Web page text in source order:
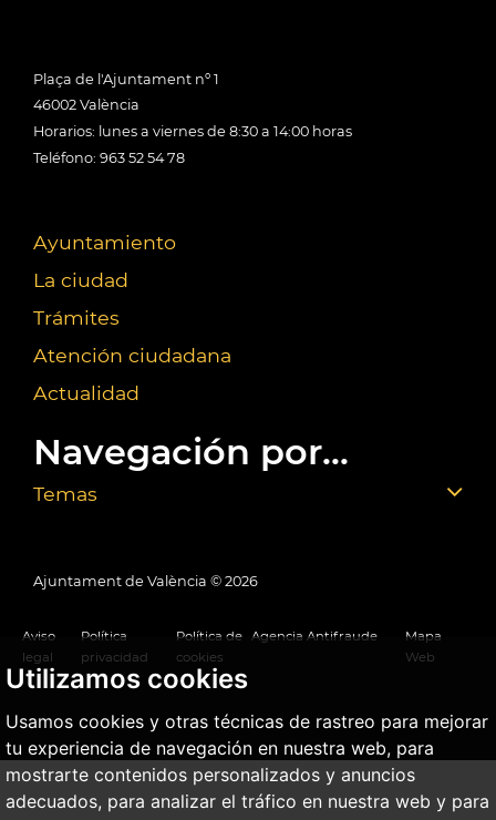
Utilizamos cookies
Usamos cookies y otras técnicas de rastreo para mejorar
tu experiencia de navegación en nuestra web, para
mostrarte contenidos personalizados y anuncios
adecuados, para analizar el tráfico en nuestra web y para
Plaça de l'Ajuntament nº 1
46002 València
Horarios: lunes a viernes de 8:30 a 14:00 horas
Teléfono: 963 52 54 78
Ayuntamiento
La ciudad
Trámites
Atención ciudadana
Actualidad
Navegación por...
Temas
Ajuntament de València © 2026
Aviso
legal
Política
privacidad
Política de
cookies
Agencia Antifraude
Mapa
Web